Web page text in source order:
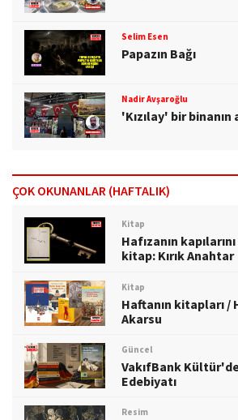
Selim Esen
Papazın Bağı
Nadir Avşaroğlu
'Kızılay' bir binanın
ÇOK OKUNANLAR (HAFTALIK)
Kitap
Hafızanın
kitap: Kırık Anahtar
Kitap
Haftanın kitapları
Akarsu
Güncel
VakıfBank
Edebiyatı
Resim